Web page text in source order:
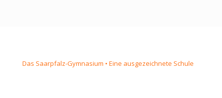
Das Saarpfalz-Gymnasium • Eine ausgezeichnete Schule